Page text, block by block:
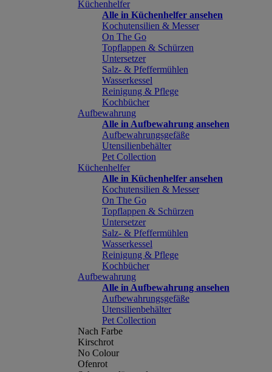
Küchenhelfer
Alle in Küchenhelfer ansehen
Kochutensilien & Messer
On The Go
Topflappen & Schürzen
Untersetzer
Salz- & Pfeffermühlen
Wasserkessel
Reinigung & Pflege
Kochbücher
Aufbewahrung
Alle in Aufbewahrung ansehen
Aufbewahrungsgefäße
Utensilienbehälter
Pet Collection
Küchenhelfer
Alle in Küchenhelfer ansehen
Kochutensilien & Messer
On The Go
Topflappen & Schürzen
Untersetzer
Salz- & Pfeffermühlen
Wasserkessel
Reinigung & Pflege
Kochbücher
Aufbewahrung
Alle in Aufbewahrung ansehen
Aufbewahrungsgefäße
Utensilienbehälter
Pet Collection
Nach Farbe
Kirschrot
No Colour
Ofenrot